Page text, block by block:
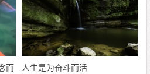
而
人生是为奋斗而活